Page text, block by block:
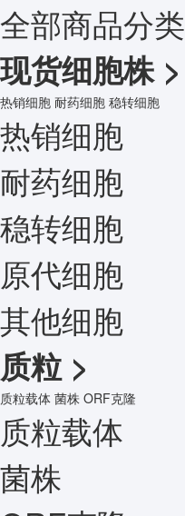
全部商品分类
现货细胞株 >
热销细胞 耐药细胞 稳转细胞
热销细胞
耐药细胞
稳转细胞
原代细胞
其他细胞
质粒 >
质粒载体 菌株 ORF克隆
质粒载体
菌株